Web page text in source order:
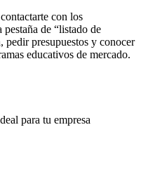
con los
de “listado de
pedir presupuestos y conocer
educativos de mercado.
para tu empresa